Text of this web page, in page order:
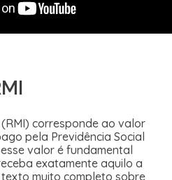
corresponde ao valor
pela Previdência Social
valor é fundamental
exatamente aquilo a
muito completo sobre